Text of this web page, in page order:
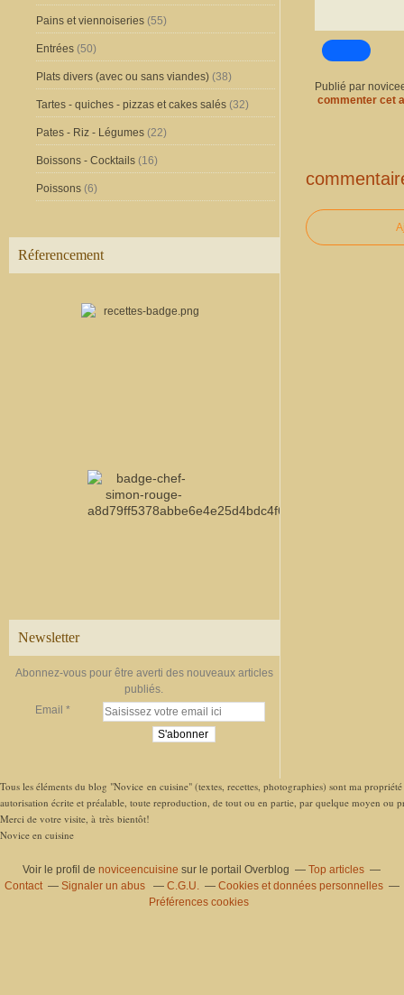
Pains et viennoiseries (55)
Entrées (50)
Plats divers (avec ou sans viandes) (38)
Tartes - quiches - pizzas et cakes salés (32)
Pates - Riz - Légumes (22)
Boissons - Cocktails (16)
Poissons (6)
Réferencement
Newsletter
Abonnez-vous pour être averti des nouveaux articles
publiés.
Email
Publié par
commenter cet
Tous les éléments du blog "Novice en cuisine" (textes, recettes, photographies) sont ma
autorisation écrite et préalable, toute reproduction, de tout ou en partie, par quelque moyen ou
Merci de votre visite, à très bientôt!
Novice en cuisine
Voir le profil denoviceencuisine sur le portail Overblog
Top articles
Contact
Signaler un abus C.G.U.
Cookies et données personnelles
Préférences cookies